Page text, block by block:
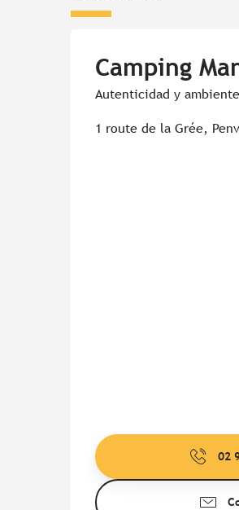
Camping
Autenticidad y ambiente
1 route de la Grée,
02